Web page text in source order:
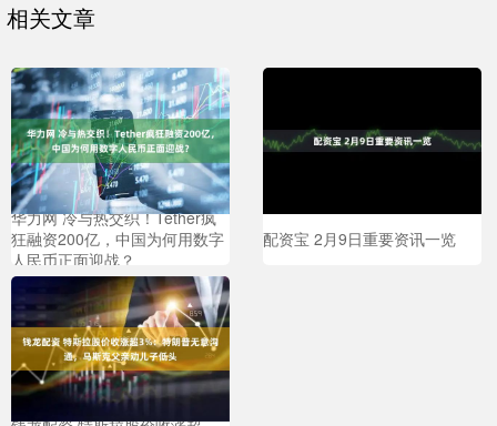
相关文章
华力网 冷与热交织！Tether疯
狂融资200亿，中国为何用数字
人民币正面迎战？
配资宝 2月9日重要资讯一览